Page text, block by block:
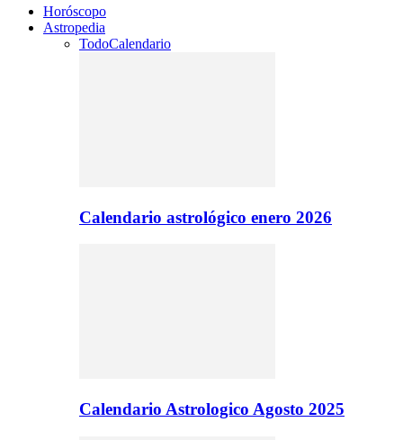
Horóscopo
Astropedia
TodoCalendario
Calendario astrológico enero 2026
Calendario Astrologico Agosto 2025